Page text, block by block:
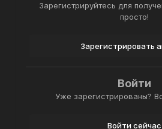
Зарегистрируйтесь для
просто!
Зарегистрировать
Войти
Уже зарегистрированы?
Войти сейчас